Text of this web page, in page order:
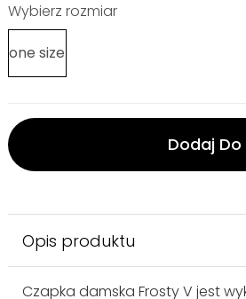
Wybierz rozmiar
one size
Dodaj
Opis produktu
Czapka damska Frosty V jest